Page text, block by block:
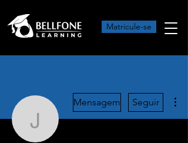
Matricule-se
jailtonlimame
Mensagem Seguir